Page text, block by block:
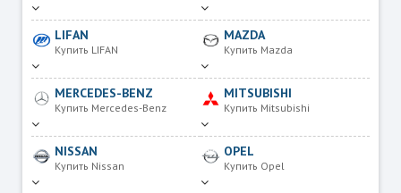
LIFAN
Купить LIFAN
MAZDA
Купить Mazda
MERCEDES-BENZ
Купить Mercedes-Benz
MITSUBISHI
Купить Mitsubishi
NISSAN
Купить Nissan
OPEL
Купить Opel